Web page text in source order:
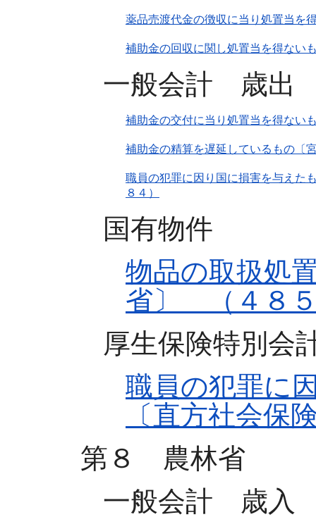
薬品売渡代金の徴収に当り処置当
補助金の回収に関し処置当を得ない
一般会計 歳出
補助金の交付に当り処置当を得ない
補助金の精算を遅延しているもの〔
職員の犯罪に因り国に損害を与えた
８４）
国有物件
物品の取扱処
省〕 （４８
厚生保険特別会
職員の犯罪に
〔直方社会
第８ 農林省
一般会計 歳入